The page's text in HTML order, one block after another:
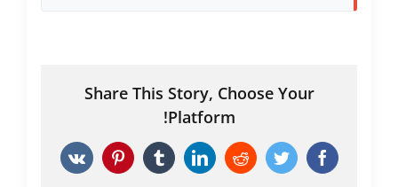
Share This Story, Choose Your
Platform!
Facebook
Twitter
Reddit
LinkedIn
Tumblr
Pinterest
Vk